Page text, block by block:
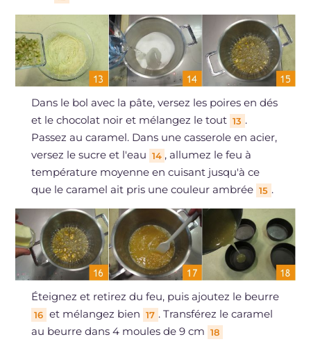
Dans le bol avec la pâte, versez les poires en dés
et le chocolat noir et mélangez le tout 13 .
Passez au caramel. Dans une casserole en acier,
versez le sucre et l'eau 14 , allumez le feu à
température moyenne en cuisant jusqu'à ce
que le caramel ait pris une couleur ambrée 15 .
Éteignez et retirez du feu, puis ajoutez le beurre
16 et mélangez bien 17 . Transférez le caramel
au beurre dans 4 moules de 9 cm 18